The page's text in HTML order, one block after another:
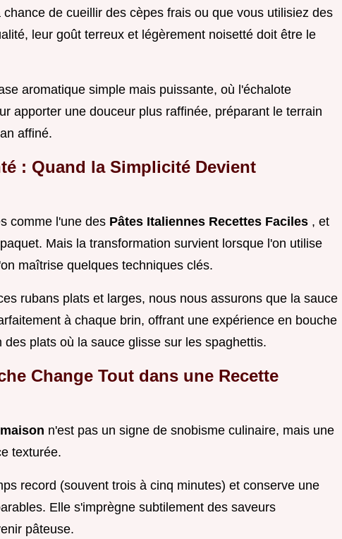
de cueillir des cèpes frais ou que vous utilisiez des
leur goût terreux et légèrement noisetté doit être le
aromatique simple mais puissante, où l'échalote
apporter une douceur plus raffinée, préparant le terrain
affiné.
: Quand la Simplicité Devient
comme l'une des Pâtes Italiennes Recettes Faciles , et
Mais la transformation survient lorsque l'on utilise
maîtrise quelques techniques clés.
rubans plats et larges, nous nous assurons que la sauce
à chaque brin, offrant une expérience en bouche
plats où la sauce glisse sur les spaghettis.
Change Tout dans une Recette
n'est pas un signe de snobisme culinaire, mais une
texturée.
record (souvent trois à cinq minutes) et conserve une
Elle s'imprègne subtilement des saveurs
pâteuse.